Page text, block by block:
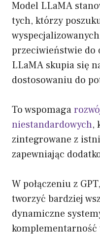
Model LLaMA
tych, którzy
przeciwieństwie do
LLaMA skupia się
dostosowaniu do
To wspomaga
niestandardowych,
zintegrowane z
zapewniając
W połączeniu z
tworzyć bardziej
dynamiczne